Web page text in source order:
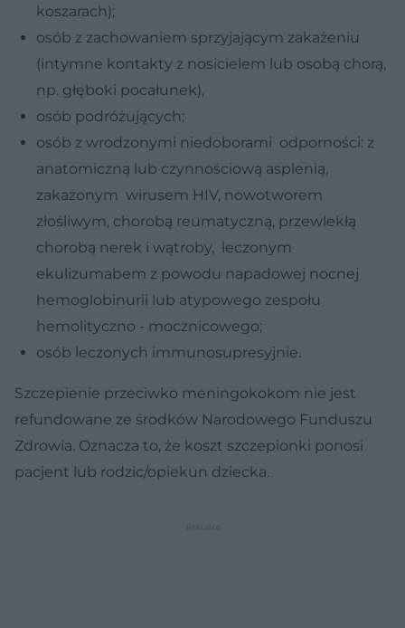
koszarach);
osób z zachowaniem sprzyjającym zakażeniu
(intymne kontakty z nosicielem lub osobą chorą,
np. głęboki pocałunek),
osób podróżujących;
osób z wrodzonymi niedoborami odporności: z
anatomiczną lub czynnościową asplenią,
zakażonym wirusem HIV, nowotworem
złośliwym, chorobą reumatyczną, przewlekłą
chorobą nerek i wątroby, leczonym
ekulizumabem z powodu napadowej nocnej
hemoglobinurii lub atypowego zespołu
hemolityczno - mocznicowego;
osób leczonych immunosupresyjnie.
Szczepienie przeciwko meningokokom nie jest
refundowane ze środków Narodowego Funduszu
Zdrowia. Oznacza to, że koszt szczepionki ponosi
pacjent lub rodzic/opiekun dziecka.